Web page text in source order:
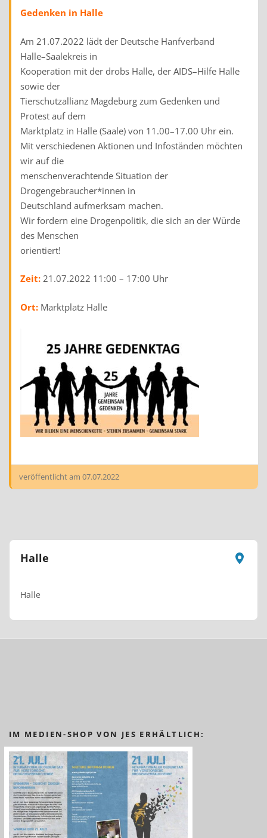
Gedenken in Halle
Am 21.07.2022 lädt der Deutsche Hanfverband
Halle–Saalekreis in
Kooperation mit der drobs Halle, der AIDS–Hilfe Halle
sowie der
Tierschutzallianz Magdeburg zum Gedenken und
Protest auf dem
Marktplatz in Halle (Saale) von 11.00–17.00 Uhr ein.
Mit verschiedenen Aktionen und Infoständen möchten
wir auf die
menschenverachtende Situation der
Drogengebraucher*innen in
Deutschland aufmerksam machen.
Wir fordern eine Drogenpolitik, die sich an der Würde
des Menschen
orientiert!
Zeit: 21.07.2022 11:00 – 17:00 Uhr
Ort: Marktplatz Halle
veröffentlicht am 07.07.2022
Halle
Halle
IM MEDIEN-SHOP VON JES ERHÄLTLICH: